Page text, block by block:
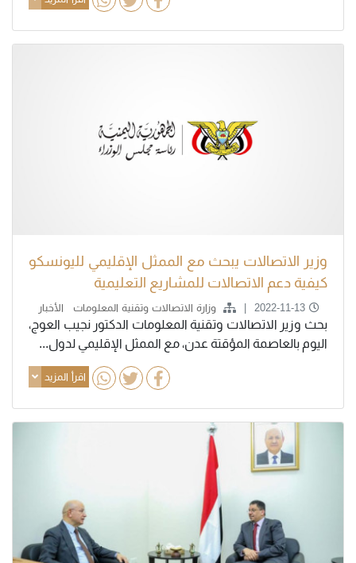
وزير الاتصالات يبحث مع الممثل الإقليمي لليونسكو
كيفية دعم الاتصالات للمشاريع التعليمية
2022-11-13 وزارة الاتصالات وتقنية المعلومات الأخبار
بحث وزير الاتصالات وتقنية المعلومات الدكتور نجيب العوج،
اليوم بالعاصمة المؤقتة عدن، مع الممثل الإقليمي لدول...
اقرأ المزيد